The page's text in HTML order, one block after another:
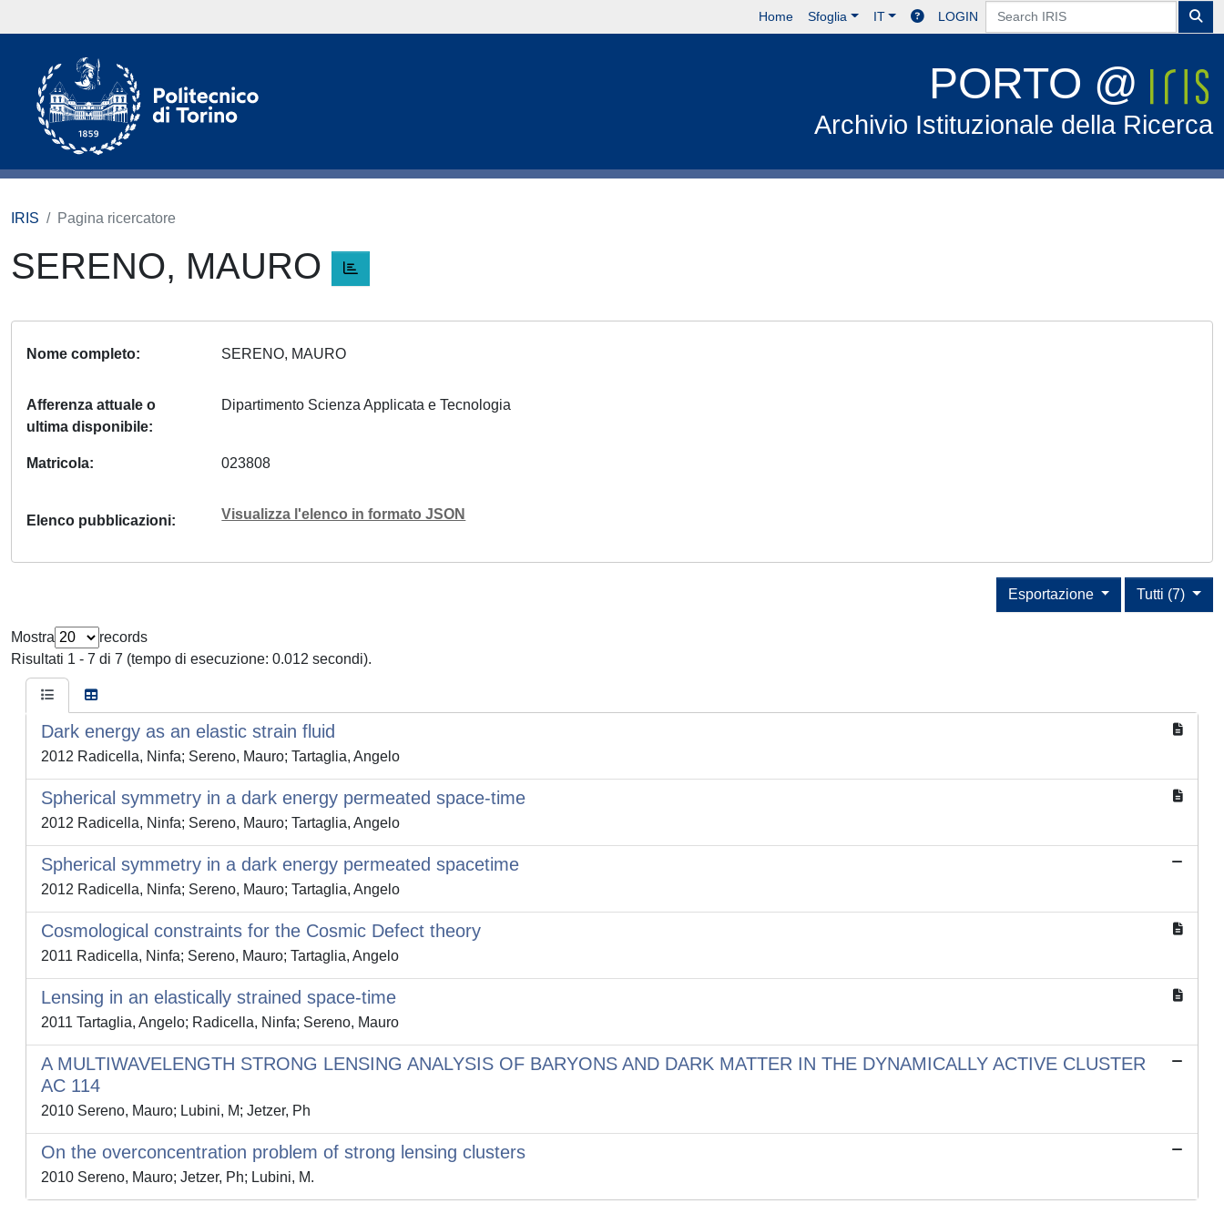
Home Sfoglia IT LOGIN
PORTO @
Archivio Istituzionale della Ricerca
IRIS Pagina ricercatore
SERENO, MAURO
Nome completo SERENO, MAURO
Afferenza attuale o
ultima disponibile
Dipartimento Scienza Applicata e Tecnologia
Matricola 023808
Elenco pubblicazioni Visualizza l'elenco in formato JSON
Tutti (7)
Esportazione
Mostra
records
Risultati 1 - 7 di 7 (tempo di esecuzione: 0.012 secondi).
Dark energy as an elastic strain fluid
2012 Radicella, Ninfa; Sereno, Mauro; Tartaglia, Angelo
Spherical symmetry in a dark energy permeated space-time
2012 Radicella, Ninfa; Sereno, Mauro; Tartaglia, Angelo
Spherical symmetry in a dark energy permeated spacetime
2012 Radicella, Ninfa; Sereno, Mauro; Tartaglia, Angelo
Cosmological constraints for the Cosmic Defect theory
2011 Radicella, Ninfa; Sereno, Mauro; Tartaglia, Angelo
Lensing in an elastically strained space-time
2011 Tartaglia, Angelo; Radicella, Ninfa; Sereno, Mauro
A MULTIWAVELENGTH STRONG LENSING ANALYSIS OF BARYONS AND DARK MATTER IN THE DYNAMICALLY ACTIVE CLUSTER
AC 114
2010 Sereno, Mauro; Lubini, M; Jetzer, Ph
On the overconcentration problem of strong lensing clusters
2010 Sereno, Mauro; Jetzer, Ph; Lubini, M.